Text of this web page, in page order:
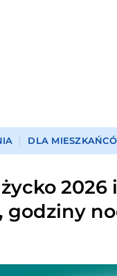
DLA
godziny